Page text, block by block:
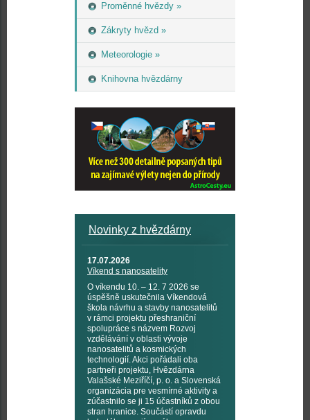
Proměnné hvězdy »
Zákryty hvězd »
Meteorologie »
Knihovna hvězdárny
Novinky z hvězdárny
17.07.2026
Víkend s nanosatelity
O víkendu 10. – 12. 7 2026 se
úspěšně uskutečnila Víkendová
škola návrhu a stavby nanosatelitů
v rámci projektu přeshraniční
spolupráce s názvem Rozvoj
vzdělávání v oblasti vývoje
nanosatelitů a kosmických
technologií. Akci pořádali oba
partneři projektu, Hvězdárna
Valašské Meziříčí, p. o. a Slovenská
organizácia pre vesmírné aktivity a
zúčastnilo se ji 15 účastníků z obou
stran hranice. Součástí opravdu